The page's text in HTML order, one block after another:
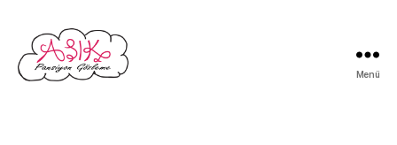
Menü